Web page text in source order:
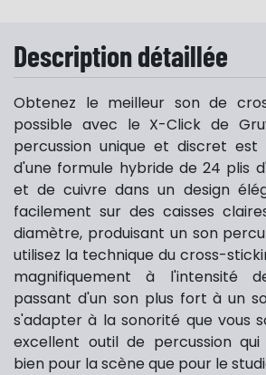
Description détaillée
Obtenez le meilleur son de
possible avec le X-Click de
percussion unique et discret
d'une formule hybride de 24 plis
et de cuivre dans un design
facilement sur des caisses
diamètre, produisant un son
utilisez la technique du cross-
magnifiquement à l'intensité
passant d'un son plus fort à un
s'adapter à la sonorité que vous
excellent outil de percussion qui
bien pour la scène que pour le